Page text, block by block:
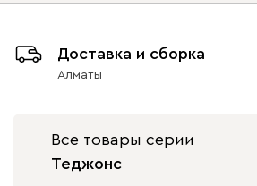
с доводчиками без доводчиков
с доводчиками без доводчиков
Доставка и сборка
Алматы
Все товары серии
Теджонс